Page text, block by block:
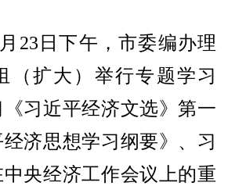
23日下午，市委编办理
（扩大）举行专题学习
习近平经济文选》第一
济思想学习纲要》、习
央经济工作会议上的重